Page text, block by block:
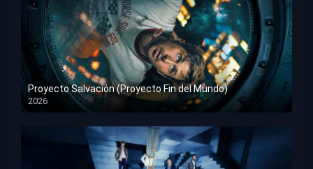
Proyecto Salvación (Proyecto Fin del Mundo)
2026
HD 1080p